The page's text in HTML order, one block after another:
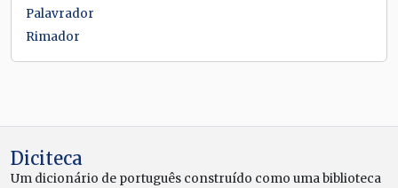
Palavrador
Rimador
Diciteca
Um dicionário de português construído como uma biblioteca